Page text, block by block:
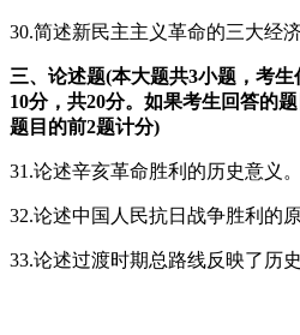
30.简述新民主主义革命的三大经济
三、论述题(本大题共3小题，考
10分，共20分。如果考生回答的
题目的前2题计分)
31.论述辛亥革命胜利的历史意义。
32.论述中国人民抗日战争胜利的原
33.论述过渡时期总路线反映了历史